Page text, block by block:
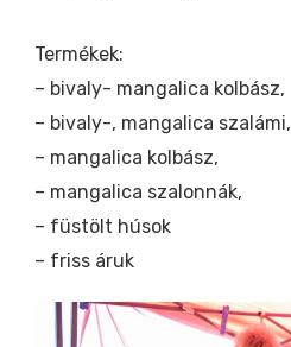
Termékek:
– bivaly- mangalica kolbász,
– bivaly-, mangalica szalámi,
– mangalica kolbász,
– mangalica szalonnák,
– füstölt húsok
– friss áruk